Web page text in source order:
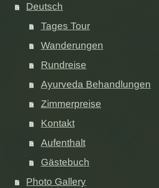
Deutsch
Tages Tour
Wanderungen
Rundreise
Ayurveda Behandlungen
Zimmerpreise
Kontakt
Aufenthalt
Gästebuch
Photo Gallery